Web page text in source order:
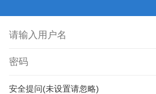
安全提问(未设置请忽略)